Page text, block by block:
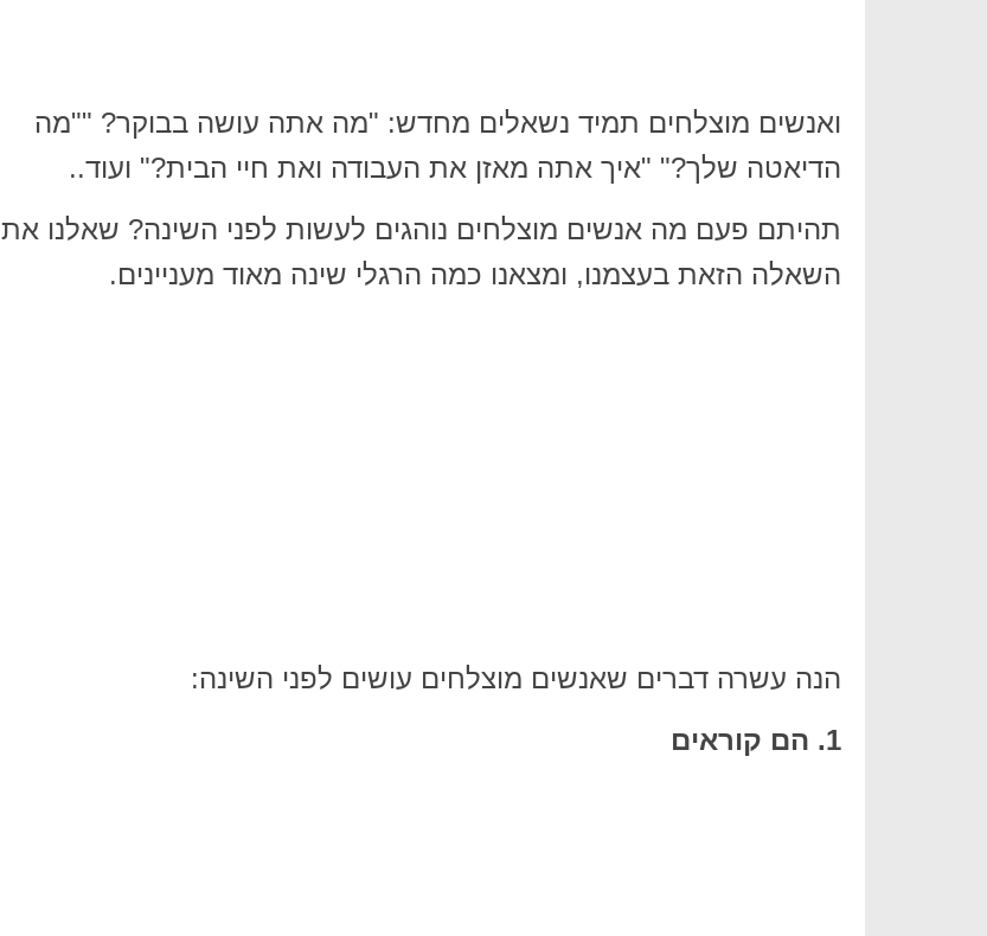
ואנשים מוצלחים תמיד נשאלים מחדש: "מה אתה עושה בבוקר? ""מה
הדיאטה שלך?" "איך אתה מאזן את העבודה ואת חיי הבית?" ועוד..
תהיתם פעם מה אנשים מוצלחים נוהגים לעשות לפני השינה? שאלנו את
השאלה הזאת בעצמנו, ומצאנו כמה הרגלי שינה מאוד מעניינים.
הנה עשרה דברים שאנשים מוצלחים עושים לפני השינה:
1. הם קוראים